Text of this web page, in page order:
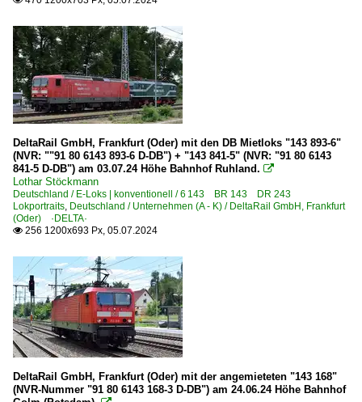
6 155 BR 155 DR 250 'Energiecontainer' Private
BR 171 DR 251 DR E 251 Steilstreckenlok
Elektrotriebzüge | 93 8x | ICE - IC
ICE 3 M BR 406 · 5 406
ICE T BR 411 · 5 411
Elektrotriebzüge | 94 80
Galerien
2007 Tag der Schiene Braunschweig
2024 Triberger Bahntage
2025 Saisoneröffnung beim TEV Weimar
Momentaufnahmen
Sommerfest Halle (Saale)
DeltaRail GmbH, Frankfurt (Oder) mit den DB Mietloks "143 893-6"
(NVR: ""91 80 6143 893-6 D-DB") + "143 841-5" (NVR: "91 80 6143
841-5 D-DB") am 03.07.24 Höhe Bahnhof Ruhland. 
Lothar Stöckmann
Deutschland / E-Loks | konventionell / 6 143 BR 143 DR 243
Lokportraits, Deutschland / Unternehmen (A - K) / DeltaRail GmbH, Frankfurt
(Oder) ·DELTA·
 256 1200x693 Px, 05.07.2024
DeltaRail GmbH, Frankfurt (Oder) mit der angemieteten "143 168"
(NVR-Nummer "91 80 6143 168-3 D-DB") am 24.06.24 Höhe Bahnhof